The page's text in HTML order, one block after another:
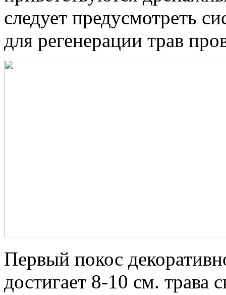
следует предусмотреть
для регенерации трав
Первый покос
достигает 8-10 см. трава